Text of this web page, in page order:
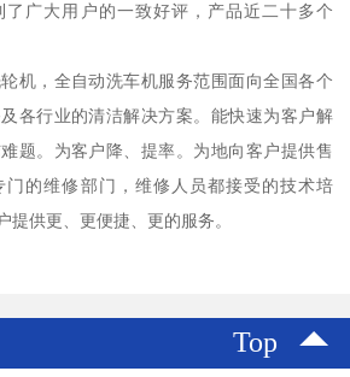
了广大用户的一致好评，产品近二十多个
机，全自动洗车机服务范围面向全国各个
各行业的清洁解决方案。能快速为客户解
题。为客户降、提率。为地向客户提供售
门的维修部门，维修人员都接受的技术培
提供更、更便捷、更的服务。
Top